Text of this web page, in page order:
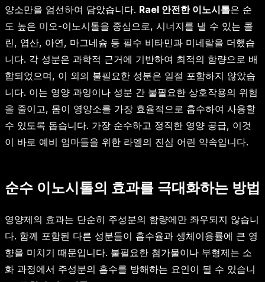
양소만을 엄선하여 담았습니다. Rael 안전한 이노시톨은 순
도 높은 미오-이노시톨을 중심으로, 시너지를 낼 수 있는 콜
린, 엽산, 아연, 마그네슘 등 필수 비타민과 미네랄을 더했습
니다. 각 성분은 과학적 근거에 기반하여 최적의 함량으로 배
합되었으며, 이 외의 불필요한 성분은 일절 포함하지 않았습
니다. 이는 영양 과잉이나 성분 간 불필요한 상호작용의 위험
을 줄이고, 몸이 영양소를 가장 효율적으로 흡수하여 사용할
수 있도록 돕습니다. 가장 순수하고 정직한 영양 공급, 이것
이 바로 예비 엄마들을 위한 라엘의 진심 어린 약속입니다.
순수 이노시톨의 효과를 극대화하는 방법
영양제의 효과는 단순히 주성분의 함량에만 좌우되지 않습니
다. 함께 포함된 다른 성분들이 흡수율과 생체이용률에 큰 영
향을 미치기 때문입니다. 불필요한 첨가물이나 부형제는 소
화 과정에서 주성분의 흡수를 방해하는 요인이 될 수 있습니